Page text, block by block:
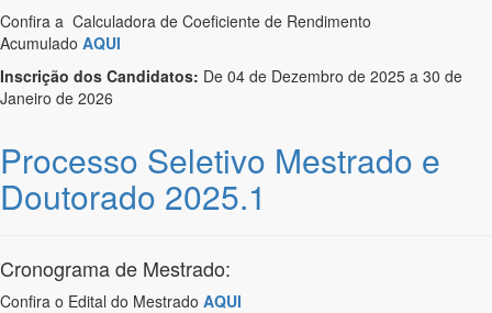
Confira a Calculadora de Coeficiente de Rendimento
Acumulado AQUI
Inscrição dos Candidatos: De 04 de Dezembro de 2025 a 30 de
Janeiro de 2026
Processo Seletivo Mestrado e
Doutorado 2025.1
Cronograma de Mestrado:
Confira o Edital do Mestrado AQUI